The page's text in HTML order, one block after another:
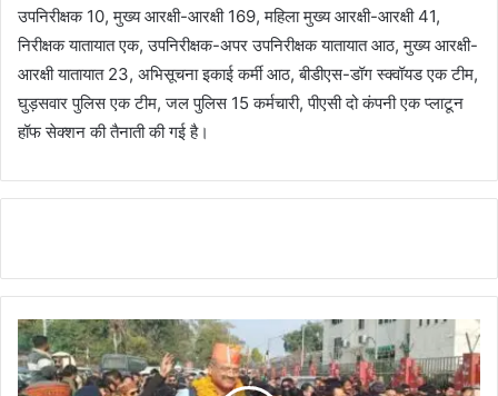
उपनिरीक्षक 10, मुख्य आरक्षी-आरक्षी 169, महिला मुख्य आरक्षी-आरक्षी 41,
निरीक्षक यातायात एक, उपनिरीक्षक-अपर उपनिरीक्षक यातायात आठ, मुख्य आरक्षी-
आरक्षी यातायात 23, अभिसूचना इकाई कर्मी आठ, बीडीएस-डॉग स्क्वॉयड एक टीम,
घुड़सवार पुलिस एक टीम, जल पुलिस 15 कर्मचारी, पीएसी दो कंपनी एक प्लाटून
हॉफ सेक्शन की तैनाती की गई है।